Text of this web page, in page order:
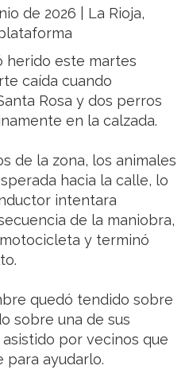
de 2026 | La Rioja,
herido este martes
caída cuando
Rosa y dos perros
en la calzada.
de la zona, los animales
hacia la calle, lo
intentara
de la maniobra,
y terminó
quedó tendido sobre
sobre una de sus
por vecinos que
para ayudarlo.